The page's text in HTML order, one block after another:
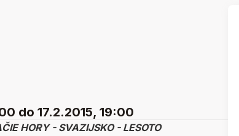
do 17.2.2015, 19:00
HORY - SVAZIJSKO - LESOTO